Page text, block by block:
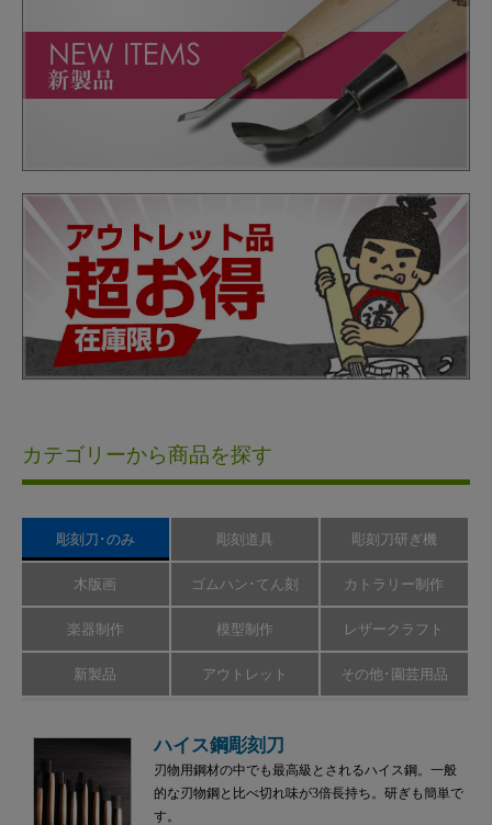
カテゴリーから商品を探す
彫刻刀･のみ 彫刻道具 彫刻刀研ぎ機
木版画 ゴムハン･てん刻 カトラリー制作
楽器制作 模型制作 レザークラフト
新製品 アウトレット その他･園芸用品
ハイス鋼彫刻刀
刃物用鋼材の中でも最高級とされるハイス鋼。一般
的な刃物鋼と比べ切れ味が3倍長持ち。研ぎも簡単で
す。